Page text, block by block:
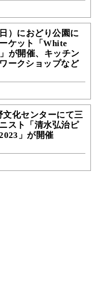
）におどり公園に
ケット「White
が開催、キッチン
ークショップなど
文化センターにて三
スト「清水弘治ピ
」が開催